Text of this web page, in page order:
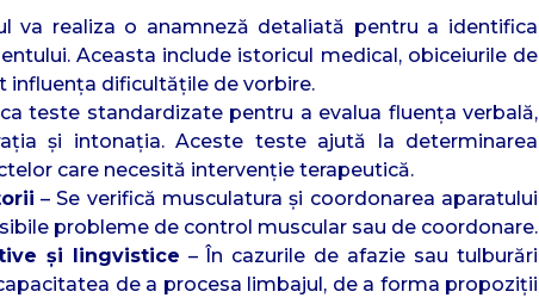
va realiza o anamneză detaliată pentru a identifica
Aceasta include istoricul medical, obiceiurile de
influența dificultățile de vorbire.
teste standardizate pentru a evalua fluența verbală,
și intonația. Aceste teste ajută la determinarea
care necesită intervenție terapeutică.
– Se verifică musculatura și coordonarea aparatului
probleme de control muscular sau de coordonare.
și lingvistice – În cazurile de afazie sau tulburări
de a procesa limbajul, de a forma propoziții